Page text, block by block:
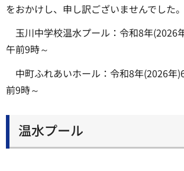
をおかけし、申し訳ございませんでした。
玉川中学校温水プール：令和8年(2026
午前9時～
中町ふれあいホール：令和8年(2026年
前9時～
温水プール